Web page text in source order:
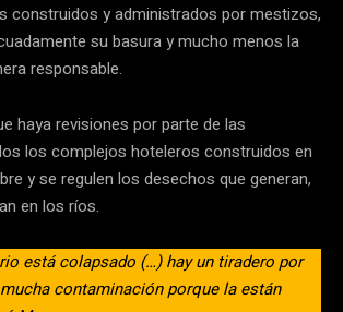
construidos y administrados por mestizos,
su basura y mucho menos la
responsable.
haya revisiones por parte de las
los complejos hoteleros construidos en
y se regulen los desechos que generan,
en los ríos.
está colapsado (…) hay un tiradero por
contaminación porque la están